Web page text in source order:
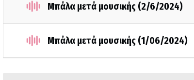
Μπάλα μετά μουσικής (2/6/2024)
Μπάλα μετά μουσικής (1/06/2024)